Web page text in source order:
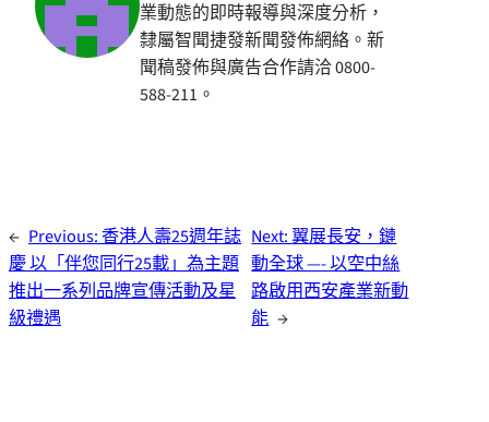
業動態的即時報導與深度分析，
隸屬智聞捷發新聞發佈網絡。新
聞稿發佈與廣告合作請洽 0800-
588-211。
← Previous:香港人壽25週年誌
慶 以「伴您同行25載」為主題
推出一系列品牌宣傳活動及星
級禮遇
Next: 翼展長安，鏈
動全球 —- 以空中絲
路啟用西安產業新動
能 →